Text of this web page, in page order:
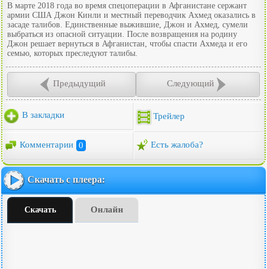
В марте 2018 года во время спецоперации в Афганистане сержант
армии США Джон Кинли и местный переводчик Ахмед оказались в
засаде талибов. Единственные выжившие, Джон и Ахмед, сумели
выбраться из опасной ситуации. После возвращения на родину
Джон решает вернуться в Афганистан, чтобы спасти Ахмеда и его
семью, которых преследуют талибы.
Предыдущий Следующий
В закладки Трейлер
Комментарии 0 Есть жалоба?
Скачать с плеера:
Скачать Онлайн